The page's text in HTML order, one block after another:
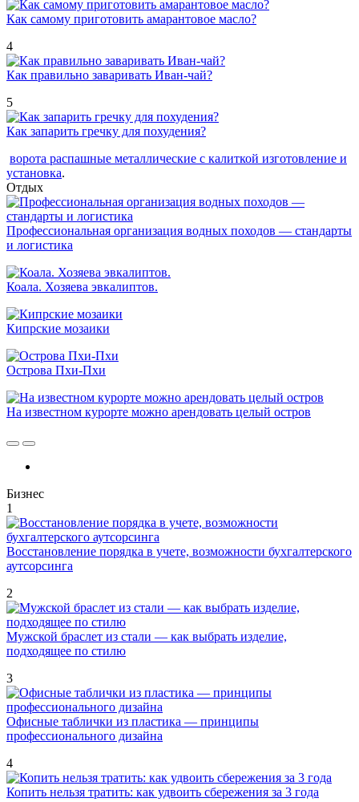
Как самому приготовить амарантовое масло?
4
Как правильно заваривать Иван-чай?
5
Как запарить гречку для похудения?
ворота распашные металлические с калиткой изготовление и
установка.
Отдых
Профессиональная организация водных походов — стандарты
и логистика
Коала. Хозяева эвкалиптов.
Кипрские мозаики
Острова Пхи-Пхи
На известном курорте можно арендовать целый остров
Бизнес
1
Восстановление порядка в учете, возможности бухгалтерского
аутсорсинга
2
Мужской браслет из стали — как выбрать изделие,
подходящее по стилю
3
Офисные таблички из пластика — принципы
профессионального дизайна
4
Копить нельзя тратить: как удвоить сбережения за 3 года